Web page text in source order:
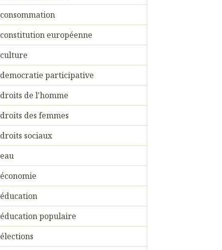
consommation
constitution européenne
culture
democratie participative
droits de l'homme
droits des femmes
droits sociaux
eau
économie
éducation
éducation populaire
élections